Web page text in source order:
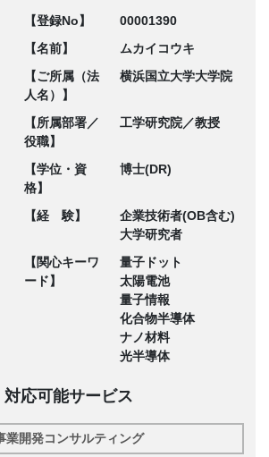
【登録No】
00001390
【名前】
ムカイコウキ
【ご所属（法
人名）】
横浜国立大学大学院
【所属部署／
役職】
工学研究院／教授
【学位・資
格】
博士(DR)
【経 験】
企業技術者(OB含む)
大学研究者
【関心キーワ
ード】
量子ドット
太陽電池
量子情報
化合物半導体
ナノ材料
光半導体
対応可能サービス
業開発コンサルティング